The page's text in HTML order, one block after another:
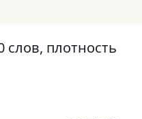
слов, плотность